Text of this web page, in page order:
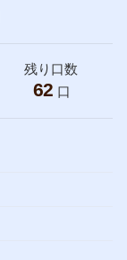
残り口数
62 口